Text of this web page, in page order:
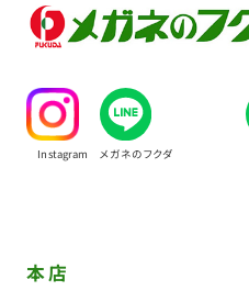
Instagram メガネのフクダ
本店